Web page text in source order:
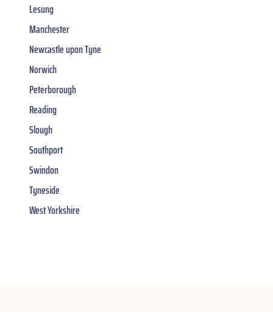
Lesung
Manchester
Newcastle upon Tyne
Norwich
Peterborough
Reading
Slough
Southport
Swindon
Tyneside
West Yorkshire